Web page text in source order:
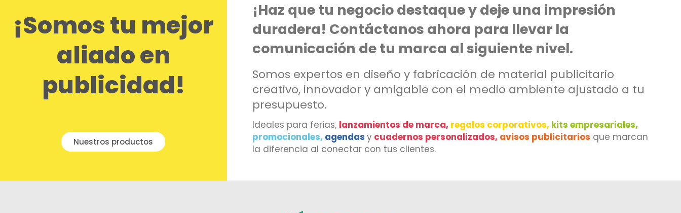
¡Somos tu mejor
aliado en
publicidad!
Nuestros productos
¡Haz que tu negocio destaque y deje una impresión
duradera! Contáctanos ahora para llevar la
comunicación de tu marca al siguiente nivel.
Somos expertos en diseño y fabricación de material publicitario
creativo, innovador y amigable con el medio ambiente ajustado a tu
presupuesto.
Ideales para ferias, lanzamientos de marca, regalos corporativos, kits empresariales,
promocionales, agendas y cuadernos personalizados, avisos publicitarios que marcan
la diferencia al conectar con tus clientes.